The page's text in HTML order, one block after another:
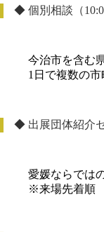
◆ 個別相談（
今治市を含む
1日で複数の市
◆ 出展団体紹介セ
愛媛ならでは
※来場先着順